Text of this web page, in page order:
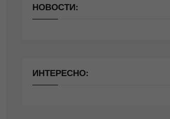
НОВОСТИ:
ИНТЕРЕСНО: